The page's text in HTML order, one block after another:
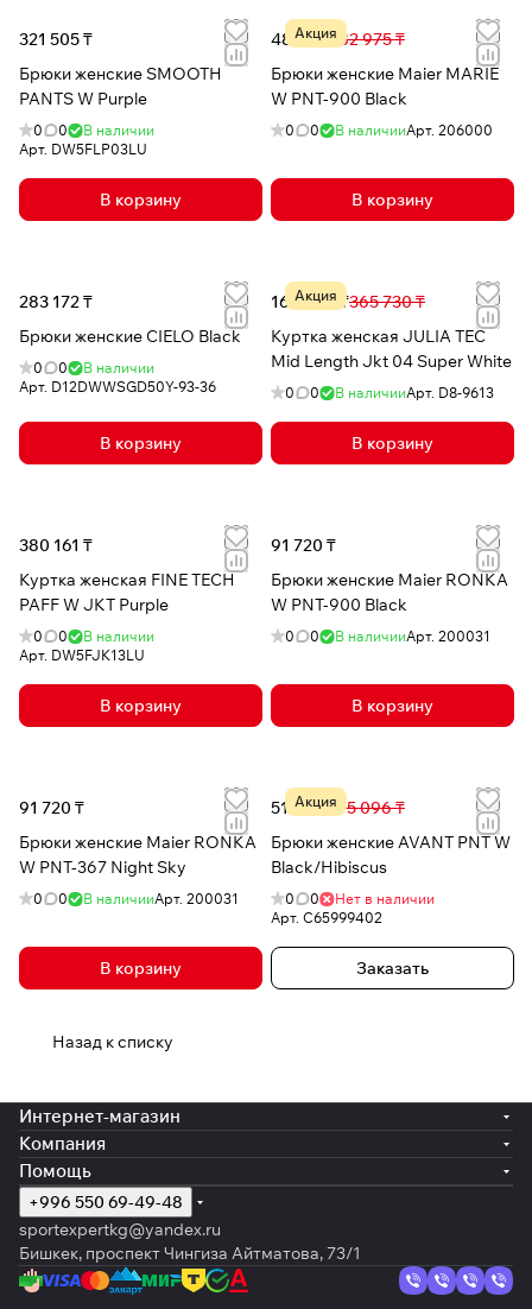
321 505 ₸
Брюки женские SMOOTH
PANTS W Purple
0 0
В наличии
Арт. DW5FLP03LU
В корзину
Акция
48 285 ₸ 82 975 ₸
Брюки женские Maier MARIE
W PNT-900 Black
0 0 В наличииАрт. 206000
В корзину
283 172 ₸
Брюки женские CIELO Black
0 0
В наличии
Арт. D12DWWSGD50Y-93-36
В корзину
Акция
160 048 ₸365 730 ₸
Куртка женская JULIA TEC
Mid Length Jkt 04 Super White
0 0 В наличииАрт. D8-9613
В корзину
380 161 ₸
Куртка женская FINE TECH
PAFF W JKT Purple
0 0
В наличии
Арт. DW5FJK13LU
В корзину
91 720 ₸
Брюки женские Maier RONKA
W PNT-900 Black
0 0 В наличииАрт. 200031
В корзину
91 720 ₸
Брюки женские Maier RONKA
W PNT-367 Night Sky
0 0 В наличииАрт. 200031
В корзину
Акция
51 360 ₸ 95 096 ₸
Брюки женские AVANT PNT W
Black/Hibiscus
0 0
Нет в наличии
Арт. C65999402
Заказать
Назад к списку
Интернет-магазин
Компания
Помощь
+996 550 69-49-48
sportexpertkg@yandex.ru
Бишкек, проспект Чингиза Айтматова, 73/1